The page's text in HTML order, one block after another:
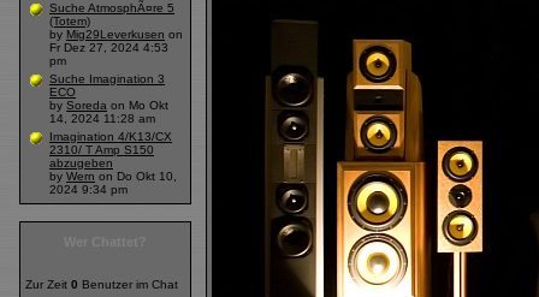
Suche AtmosphÃ¤re 5
(Totem)
by Mig29Leverkusen on
Fr Dez 27, 2024 4:53
pm
Suche Imagination 3
ECO
by Soreda on Mo Okt
14, 2024 11:28 am
Imagination 4/K13/CX
2310/ T Amp S150
abzugeben
by Wern on Do Okt 10,
2024 9:34 pm
Zur Zeit 0 Benutzer im Chat